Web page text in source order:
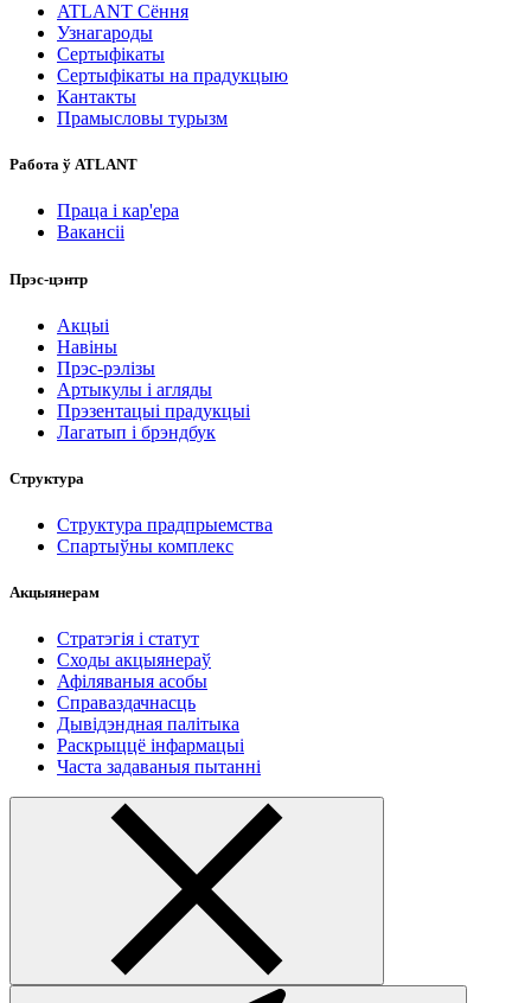
ATLANT Сёння
Узнагароды
Сертыфікаты
Сертыфікаты на прадукцыю
Кантакты
Прамысловы турызм
Работа ў ATLANT
Праца і кар'ера
Вакансіі
Прэс-цэнтр
Акцыі
Навіны
Прэс-рэлізы
Артыкулы і агляды
Прэзентацыі прадукцыі
Лагатып і брэндбук
Структура
Структура прадпрыемства
Спартыўны комплекс
Акцыянерам
Стратэгія і статут
Сходы акцыянераў
Афіляваныя асобы
Справаздачнасць
Дывідэндная палітыка
Раскрыццё інфармацыі
Часта задаваныя пытанні